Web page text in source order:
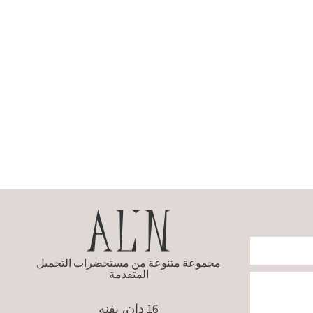
مجموعة متنوعة من مستحضرات التجميل
المتقدمة
16 دان، يفنه